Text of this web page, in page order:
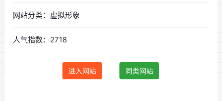
网站分类：虚拟形象
人气指数：2718
进入网站 同类网站